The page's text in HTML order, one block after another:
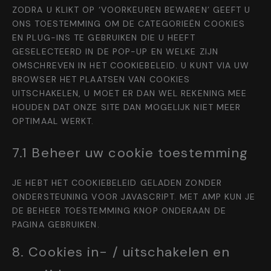
ZODRA U KLIKT OP ‘VOORKEUREN BEWAREN’ GEEFT U
ONS TOESTEMMING OM DE CATEGORIEËN COOKIES
EN PLUG-INS TE GEBRUIKEN DIE U HEEFT
GESELECTEERD IN DE POP-UP EN WELKE ZIJN
OMSCHREVEN IN HET COOKIEBELEID. U KUNT VIA UW
BROWSER HET PLAATSEN VAN COOKIES
UITSCHAKELEN, U MOET ER DAN WEL REKENING MEE
HOUDEN DAT ONZE SITE DAN MOGELIJK NIET MEER
OPTIMAAL WERKT.
7.1 Beheer uw cookie toestemming
JE HEBT HET COOKIEBELEID GELADEN ZONDER
ONDERSTEUNING VOOR JAVASCRIPT. MET AMP KUN JE
DE BEHEER TOESTEMMING KNOP ONDERAAN DE
PAGINA GEBRUIKEN.
8. Cookies in- / uitschakelen en